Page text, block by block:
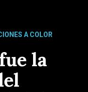
A COLOR
la